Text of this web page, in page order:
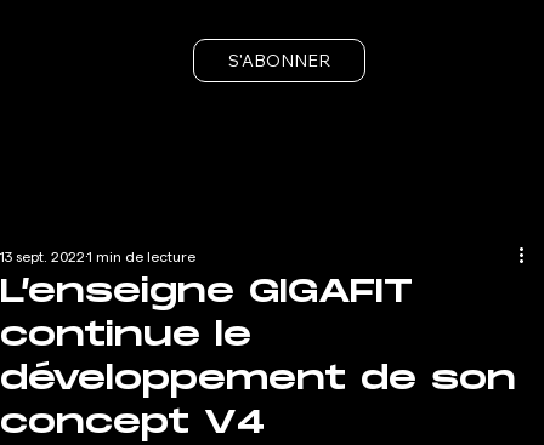
S'ABONNER
L’enseigne GIGAFIT
continue le
développement de son
concept V4
13 sept. 2022 1 min de lecture